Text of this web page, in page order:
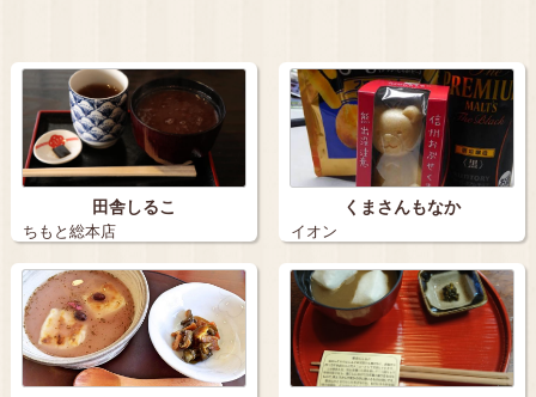
田舎しるこ
ちもと総本店
くまさんもなか
イオン